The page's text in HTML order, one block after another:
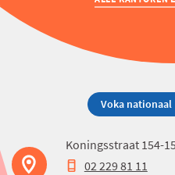
Koningsstraat 154-
02 229 81 11